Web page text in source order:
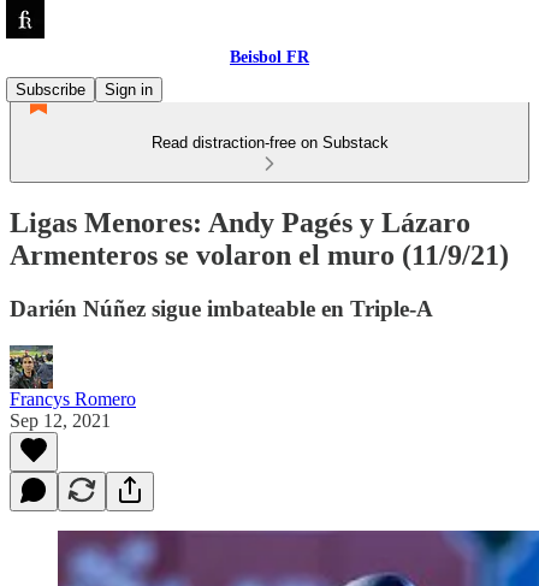
Beisbol FR
Subscribe
Sign in
Read distraction-free on Substack
Ligas Menores: Andy Pagés y Lázaro
Armenteros se volaron el muro (11/9/21)
Darién Núñez sigue imbateable en Triple-A
Francys Romero
Sep 12, 2021